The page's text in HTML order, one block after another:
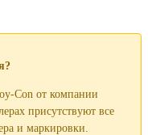
Con от компании
присутствуют все
и маркировки.